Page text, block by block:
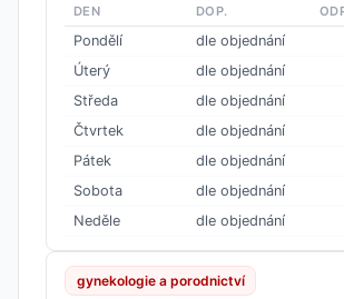
DEN DOP.
Pondělí
dle objednání
Úterý
dle objednání
Středa
dle objednání
Čtvrtek
dle objednání
Pátek
dle objednání
Sobota
dle objednání
Neděle
dle objednání
gynekologie a porodnictví